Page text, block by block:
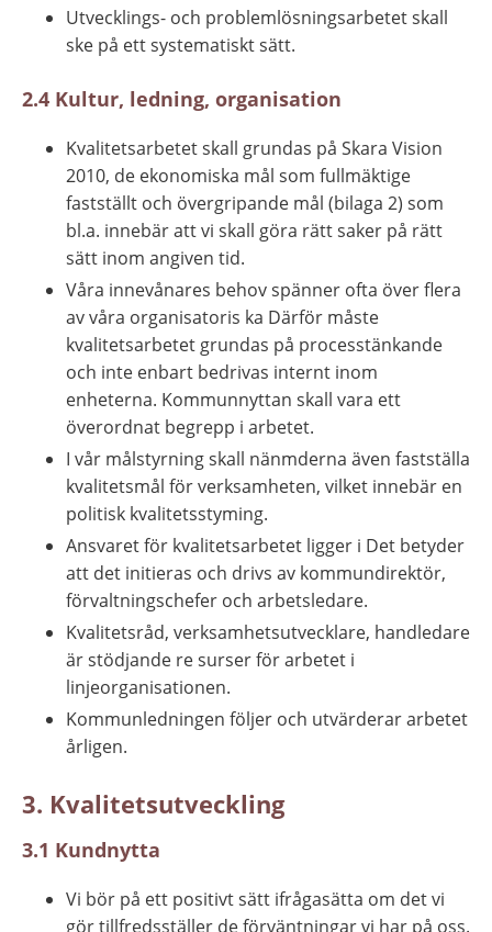
Utvecklings- och problemlösningsarbetet skall
ske på ett systematiskt sätt.
2.4 Kultur, ledning, organisation
Kvalitetsarbetet skall grundas på Skara Vision
2010, de ekonomiska mål som fullmäktige
fastställt och övergripande mål (bilaga 2) som
bl.a. innebär att vi skall göra rätt saker på rätt
sätt inom angiven tid.
Våra innevånares behov spänner ofta över flera
av våra organisatoris­ ka Därför måste
kvalitetsarbetet grundas på processtänkande
och inte enbart bedrivas internt inom
enheterna. Kommunnyttan skall vara ett
överordnat begrepp i arbetet.
I vår målstyrning skall nänmderna även fastställa
kvalitetsmål för verksamheten, vilket innebär en
politisk kvalitetsstyming.
Ansvaret för kvalitetsarbetet ligger i Det betyder
att det initieras och drivs av kommundirektör,
förvaltningschefer och arbetsledare.
Kvalitetsråd, verksamhetsutvecklare, handledare
är stödjande re­ surser för arbetet i
linjeorganisationen.
Kommunledningen följer och utvärderar arbetet
årligen.
3. Kvalitetsutveckling
3.1 Kundnytta
Vi bör på ett positivt sätt ifrågasätta om det vi
gör tillfredsställer de förväntningar vi har på oss.